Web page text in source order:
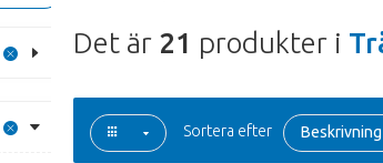
Det är 21 produkter i
Sortera efter Beskrivning